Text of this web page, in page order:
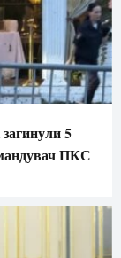
5
ПКС